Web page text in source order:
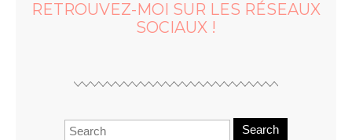
RETROUVEZ-MOI SUR LES RÉSEAUX
SOCIAUX !
Search